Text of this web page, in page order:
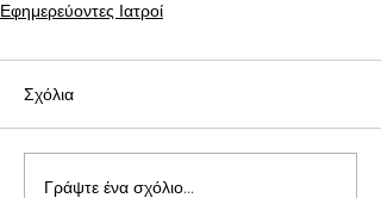
Εφημερεύοντες Ιατροί
Σχόλια
Γράψτε ένα σχόλιο...